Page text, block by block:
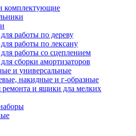
комплектующие
работы по дереву
работы по лексану
работы со сцеплением
сборки амортизаторов
и универсальные
накидные и г-образные
ремонта и ящики дла мелких